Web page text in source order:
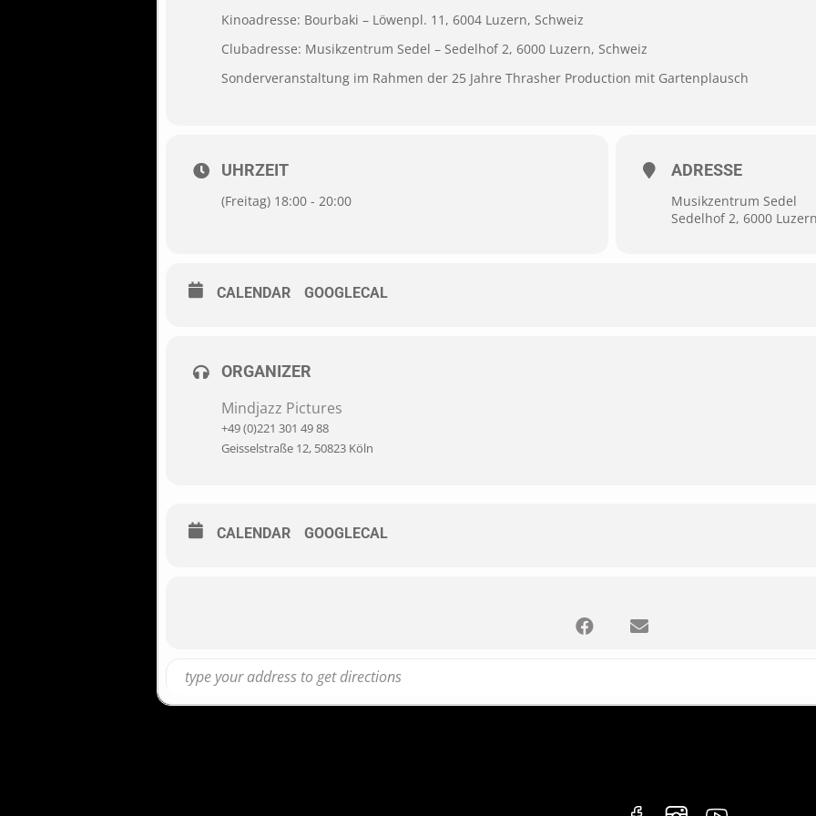
Kinoadresse: Bourbaki – Löwenpl. 11, 6004 Luzern, Schweiz
Clubadresse: Musikzentrum Sedel – Sedelhof 2, 6000 Luzern, Schweiz
Sonderveranstaltung im Rahmen der 25 Jahre Thrasher Production mit Gartenplausch
UHRZEIT
(Freitag) 18:00 - 20:00
ADRESSE
Musikzentrum Sedel
Sedelhof 2, 6000
CALENDAR GOOGLECAL
ORGANIZER
Mindjazz Pictures
+49 (0)221 301 49 88
Geisselstraße 12, 50823 Köln
CALENDAR GOOGLECAL